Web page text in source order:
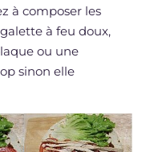
à composer les
à feu doux,
ou une
sinon elle